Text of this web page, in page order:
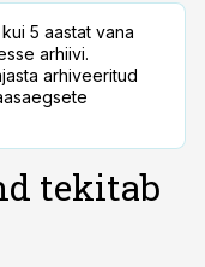
5 aastat vana
arhiivi.
arhiveeritud
tekitab